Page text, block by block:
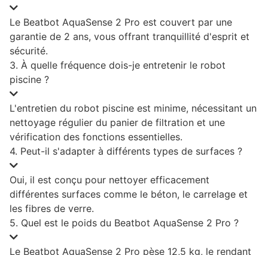
Le Beatbot AquaSense 2 Pro est couvert par une
garantie de 2 ans, vous offrant tranquillité d'esprit et
sécurité.
3. À quelle fréquence dois-je entretenir le robot
piscine ?
L'entretien du robot piscine est minime, nécessitant un
nettoyage régulier du panier de filtration et une
vérification des fonctions essentielles.
4. Peut-il s'adapter à différents types de surfaces ?
Oui, il est conçu pour nettoyer efficacement
différentes surfaces comme le béton, le carrelage et
les fibres de verre.
5. Quel est le poids du Beatbot AquaSense 2 Pro ?
Le Beatbot AquaSense 2 Pro pèse 12,5 kg, le rendant